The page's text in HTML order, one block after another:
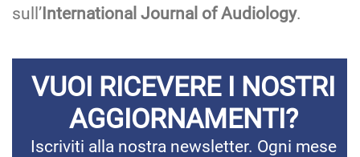
sull’ International Journal of Audiology.
VUOI RICEVERE I NOSTRI
AGGIORNAMENTI?
Iscriviti alla nostra newsletter. Ogni mese